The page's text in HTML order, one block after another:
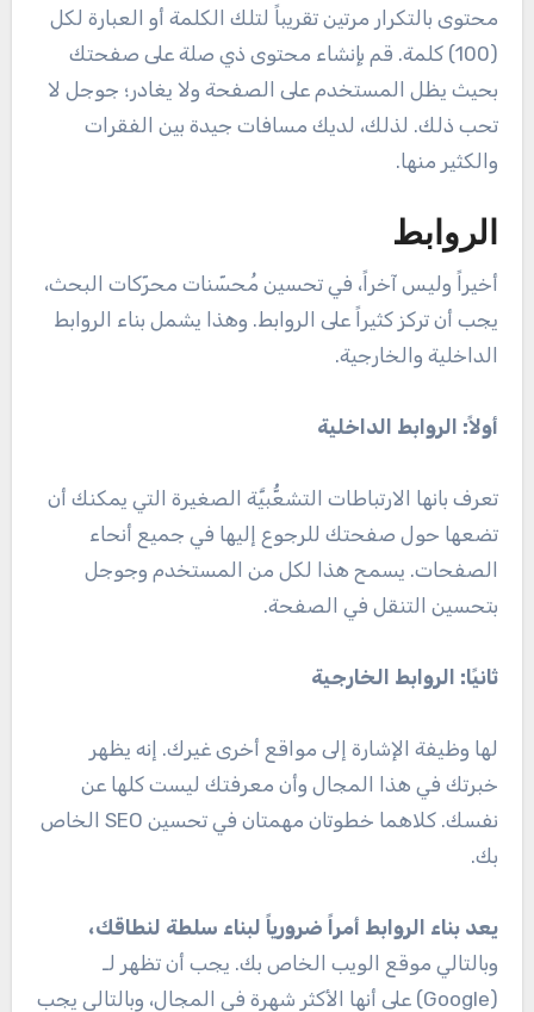
محتوى بالتكرار مرتين تقريباً لتلك الكلمة أو العبارة لكل
(100) كلمة. قم بإنشاء محتوى ذي صلة على صفحتك
بحيث يظل المستخدم على الصفحة ولا يغادر؛ جوجل لا
تحب ذلك. لذلك، لديك مسافات جيدة بين الفقرات
والكثير منها.
الروابط
أخيراً وليس آخراً، في تحسين مُحسّنات محرّكات البحث،
يجب أن تركز كثيراً على الروابط. وهذا يشمل بناء الروابط
الداخلية والخارجية.
أولاً: الروابط الداخلية
تعرف بانها الارتباطات التشعُّبيَّة الصغيرة التي يمكنك أن
تضعها حول صفحتك للرجوع إليها في جميع أنحاء
الصفحات. يسمح هذا لكل من المستخدم وجوجل
بتحسين التنقل في الصفحة.
ثانيًا: الروابط الخارجية
لها وظيفة الإشارة إلى مواقع أخرى غيرك. إنه يظهر
خبرتك في هذا المجال وأن معرفتك ليست كلها عن
نفسك. كلاهما خطوتان مهمتان في تحسين SEO الخاص
بك.
يعد بناء الروابط أمراً ضرورياً لبناء سلطة لنطاقك،
وبالتالي موقع الويب الخاص بك. يجب أن تظهر لـ
(Google) على أنها الأكثر شهرة في المجال، وبالتالي يجب